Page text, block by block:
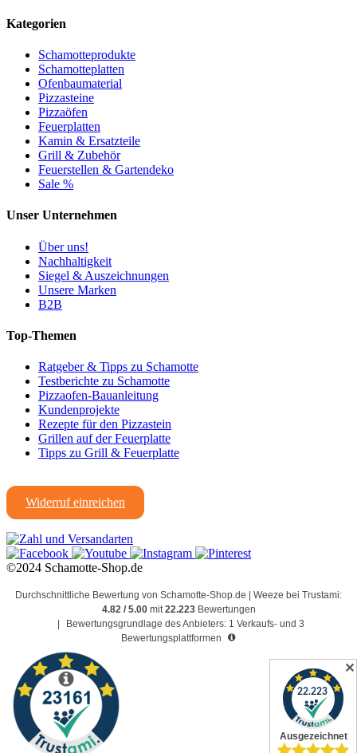
Kategorien
Schamotteprodukte
Schamotteplatten
Ofenbaumaterial
Pizzasteine
Pizzaöfen
Feuerplatten
Kamin & Ersatzteile
Grill & Zubehör
Feuerstellen & Gartendeko
Sale %
Unser Unternehmen
Über uns!
Nachhaltigkeit
Siegel & Auszeichnungen
Unsere Marken
B2B
Top-Themen
Ratgeber & Tipps zu Schamotte
Testberichte zu Schamotte
Pizzaofen-Bauanleitung
Kundenprojekte
Rezepte für den Pizzastein
Grillen auf der Feuerplatte
Tipps zu Grill & Feuerplatte
Widerruf einreichen
©2024 Schamotte-Shop.de
Durchschnittliche Bewertung von Schamotte-Shop.de | Weeze bei Trustami:
4.82 / 5.00mit22.223 Bewertungen
Bewertungsgrundlage des Anbieters: 1 Verkaufs- und 3
Bewertungsplattformen
✕